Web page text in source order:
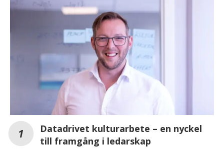
Datadrivet kulturarbete – en nyckel
till framgång i ledarskap